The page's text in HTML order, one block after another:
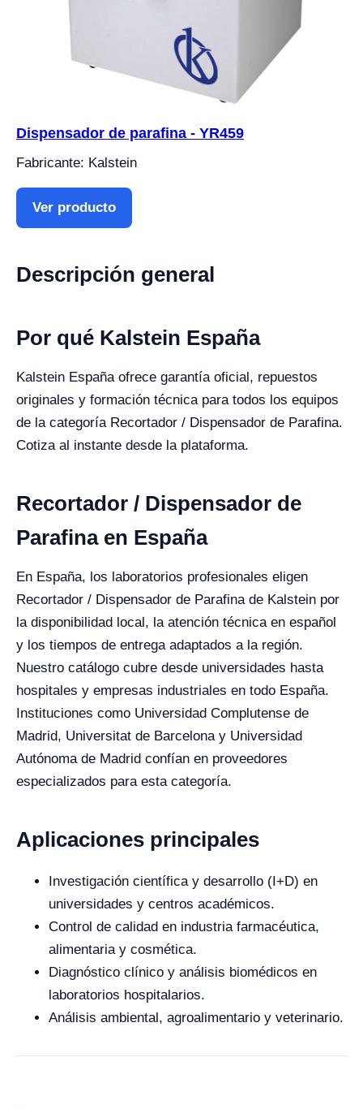
Dispensador de parafina - YR459
Fabricante: Kalstein
Ver producto
Descripción general
Por qué Kalstein España
Kalstein España ofrece garantía oficial, repuestos
originales y formación técnica para todos los equipos
de la categoría Recortador / Dispensador de Parafina.
Cotiza al instante desde la plataforma.
Recortador / Dispensador de
Parafina en España
En España, los laboratorios profesionales eligen
Recortador / Dispensador de Parafina de Kalstein por
la disponibilidad local, la atención técnica en español
y los tiempos de entrega adaptados a la región.
Nuestro catálogo cubre desde universidades hasta
hospitales y empresas industriales en todo España.
Instituciones como Universidad Complutense de
Madrid, Universitat de Barcelona y Universidad
Autónoma de Madrid confían en proveedores
especializados para esta categoría.
Aplicaciones principales
Investigación científica y desarrollo (I+D) en
universidades y centros académicos.
Control de calidad en industria farmacéutica,
alimentaria y cosmética.
Diagnóstico clínico y análisis biomédicos en
laboratorios hospitalarios.
Análisis ambiental, agroalimentario y veterinario.